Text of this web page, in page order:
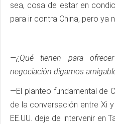
sea, cosa de estar en
para ir contra China, pero ya
—¿Qué tienen para
negociación digamos
—El planteo fundamental de
de la conversación entre Xi
EE.UU. deje de intervenir en